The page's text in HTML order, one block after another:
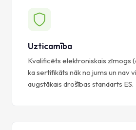
Uzticamība
Kvalificēts elektroniskais zīmogs
ka sertifikāts nāk no jums un nav
augstākais drošības standarts ES.